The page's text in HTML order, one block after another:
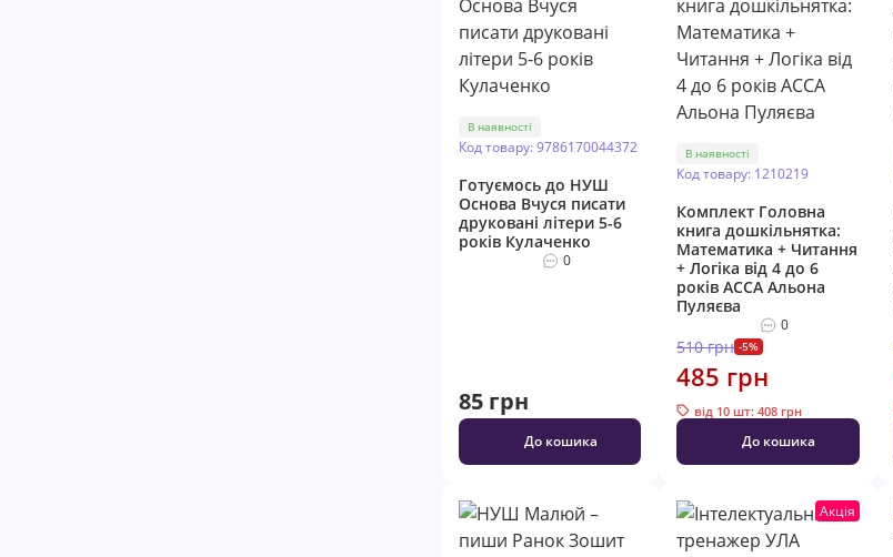
В наявності
Код товару: 9786170044372
Готуємось до НУШ
Основа Вчуся писати
друковані літери 5-6
років Кулаченко
0
85 грн
До кошика
В наявності
Код товару: 1210219
Комплект Головна
книга дошкільнятка:
Математика + Читання
+ Логіка від 4 до 6
років АССА Альона
Пуляєва
0
510 грн -5%
485 грн
від 10 шт: 408 грн
До кошика
Акція